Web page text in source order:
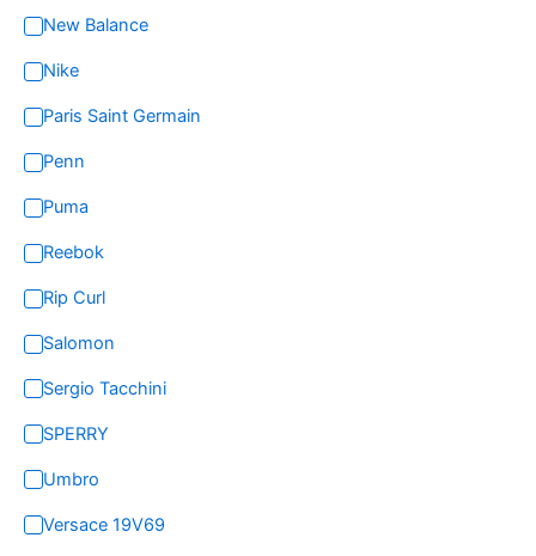
New Balance
Nike
Paris Saint Germain
Penn
Puma
Reebok
Rip Curl
Salomon
Sergio Tacchini
SPERRY
Umbro
Versace 19V69